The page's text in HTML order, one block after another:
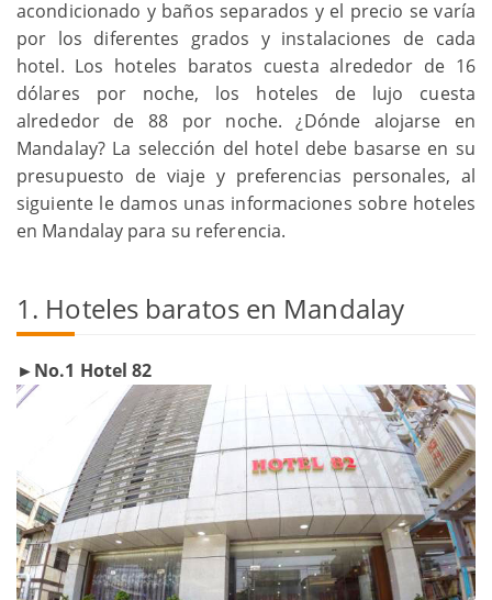
acondicionado y baños separados y el precio se varía
por los diferentes grados y instalaciones de cada
hotel. Los hoteles baratos cuesta alrededor de 16
dólares por noche, los hoteles de lujo cuesta
alrededor de 88 por noche. ¿Dónde alojarse en
Mandalay? La selección del hotel debe basarse en su
presupuesto de viaje y preferencias personales, al
siguiente le damos unas informaciones sobre hoteles
en Mandalay para su referencia.
1. Hoteles baratos en Mandalay
►No.1 Hotel 82